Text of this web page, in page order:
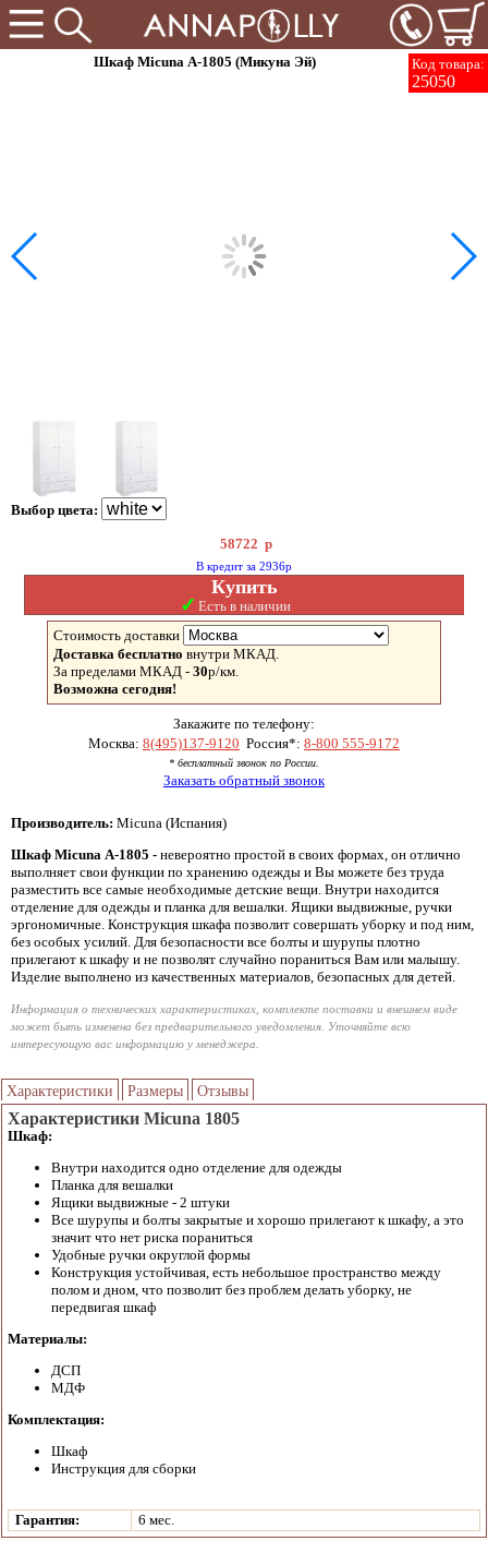
Код товара:
25050
Шкаф Micuna А-1805 (Микуна Эй)
Выбор цвета:
58722 р
В кредит за 2936р
Купить
✓ Есть в наличии
Стоимость доставки
Доставка бесплатно внутри МКАД.
За пределами МКАД - 30р/км.
Возможна сегодня!
Закажите по телефону:
Москва: 8(495)137-9120 Россия*: 8-800 555-9172
* бесплатный звонок по России.
Заказать обратный звонок
Производитель: Micuna (Испания)
Шкаф Micuna А-1805 - невероятно простой в своих формах, он отлично
выполняет свои функции по хранению одежды и Вы можете без труда
разместить все самые необходимые детские вещи. Внутри находится
отделение для одежды и планка для вешалки. Ящики выдвижные, ручки
эргономичные. Конструкция шкафа позволит совершать уборку и под ним,
без особых усилий. Для безопасности все болты и шурупы плотно
прилегают к шкафу и не позволят случайно пораниться Вам или малышу.
Изделие выполнено из качественных материалов, безопасных для детей.
Информация о технических характеристиках, комплекте поставки и внешнем виде
может быть изменена без предварительного уведомления. Уточняйте всю
интересующую вас информацию у менеджера.
Характеристики Размеры Отзывы
Характеристики Micuna 1805
Шкаф:
Внутри находится одно отделение для одежды
Планка для вешалки
Ящики выдвижные - 2 штуки
Все шурупы и болты закрытые и хорошо прилегают к шкафу, а это
значит что нет риска пораниться
Удобные ручки округлой формы
Конструкция устойчивая, есть небольшое пространство между
полом и дном, что позволит без проблем делать уборку, не
передвигая шкаф
Материалы:
ДСП
МДФ
Комплектация:
Шкаф
Инструкция для сборки
Гарантия: 6 мес.